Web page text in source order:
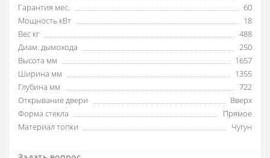
Гарантия мес.
60
Мощность кВт
18
Вес кг
488
Диам. дымохода
250
Высота мм
1657
Ширина мм
1355
Глубина мм
722
Открывание двери
Вверх
Форма стекла
Прямое
Материал топки
Чугун